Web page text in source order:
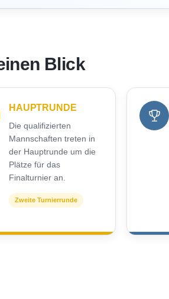
Blick
HAUPTRUNDE
Die qualifizierten
Mannschaften treten in
der Hauptrunde um die
Plätze für das
Finalturnier an.
Zweite Turnierrunde